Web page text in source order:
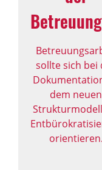
sollte sich bei
dem neuen
orientieren.